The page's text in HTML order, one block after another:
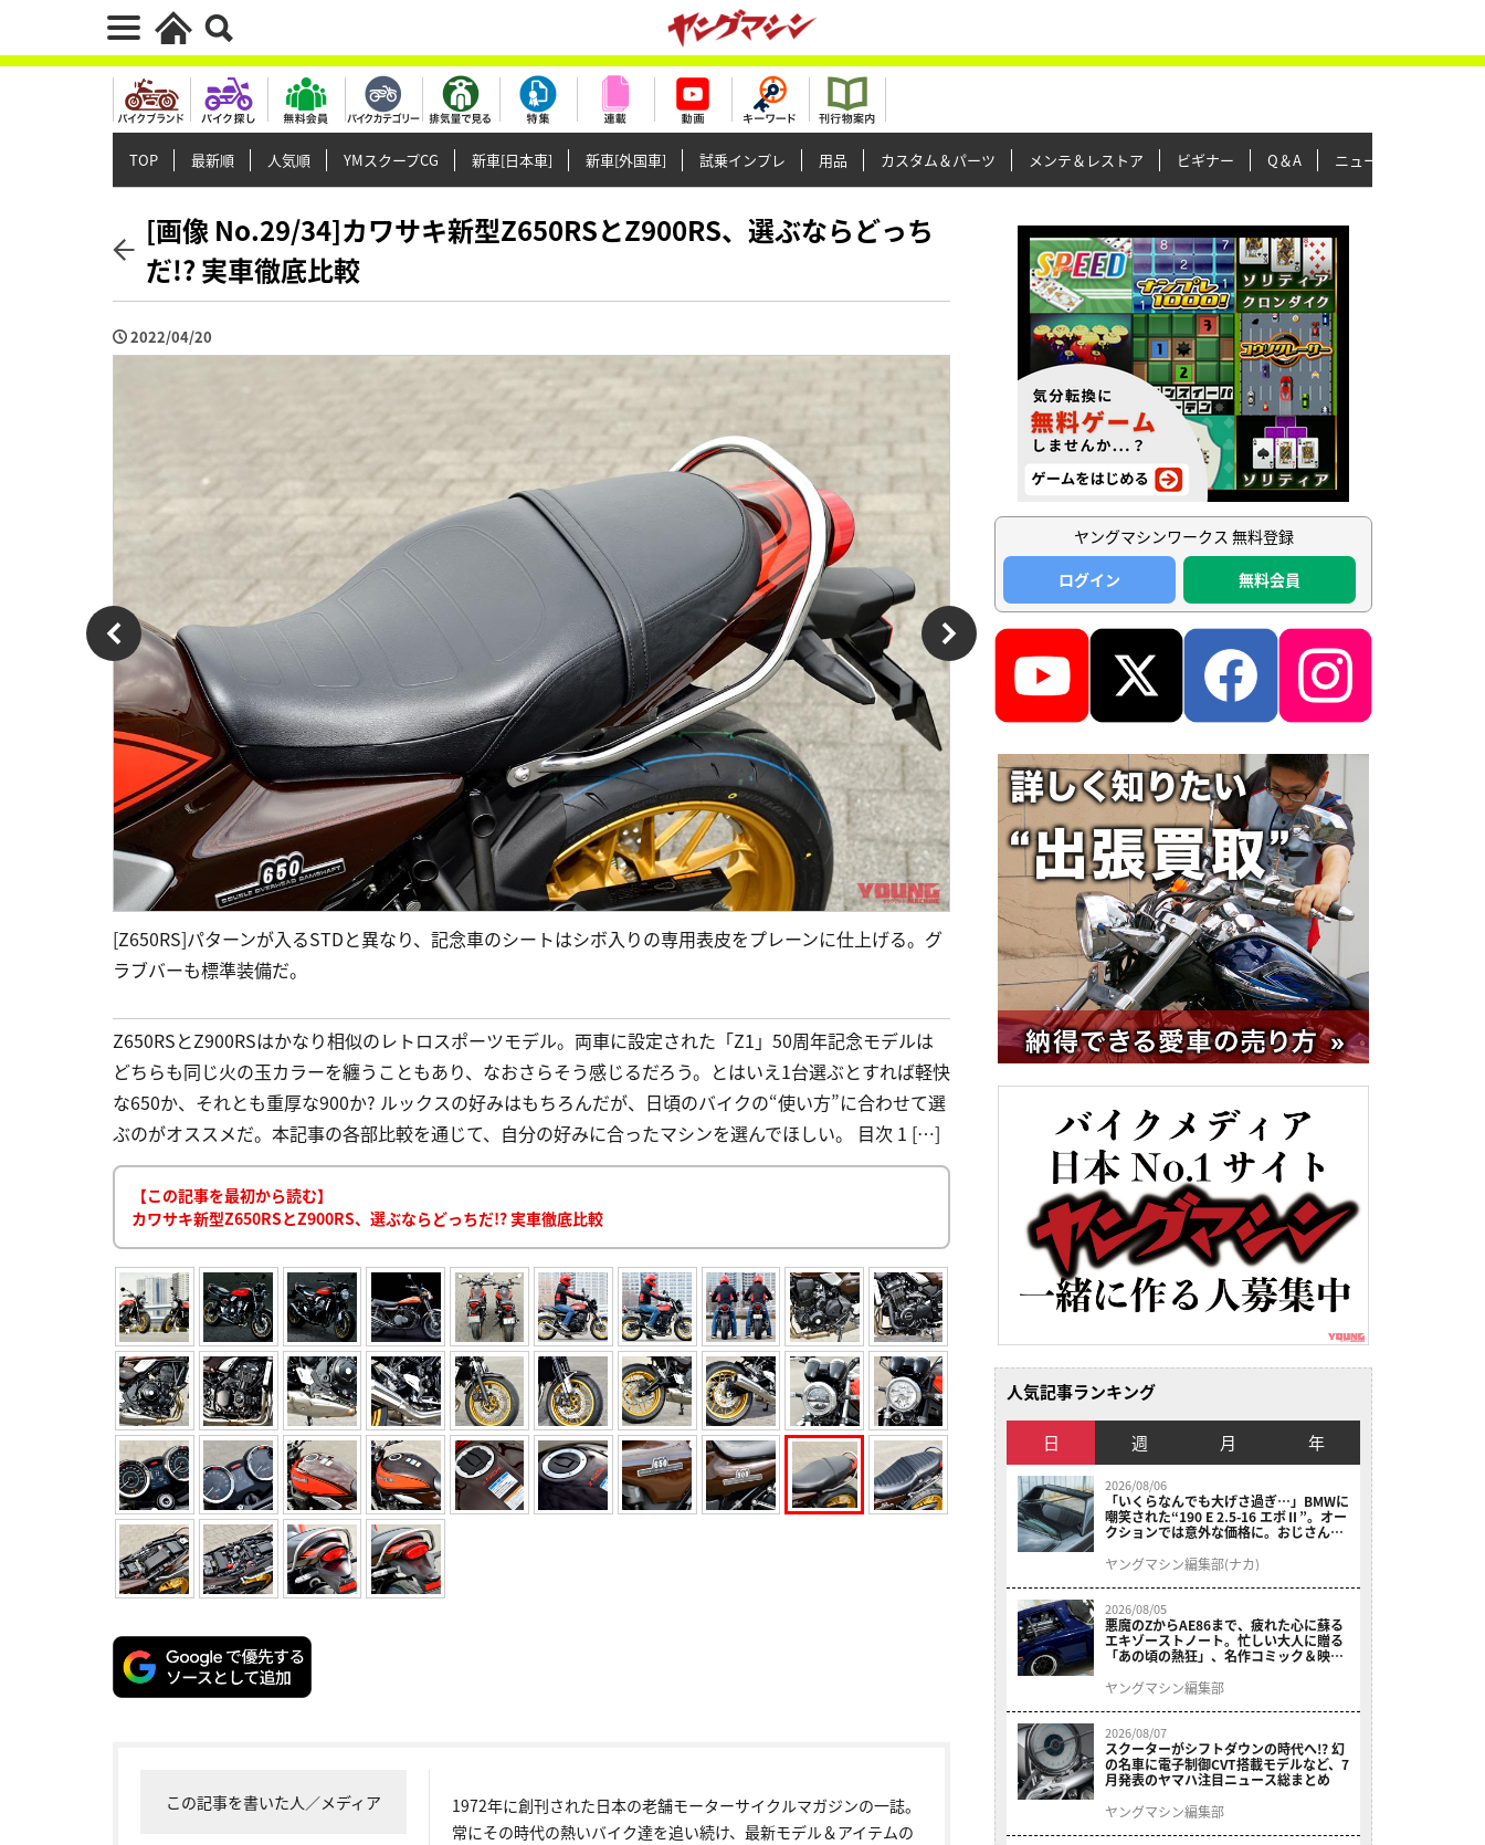
TOP 最新順 人気順 YMスクープCG 新車[日本車] 新車[外国車] 試乗インプレ 用品 カスタム＆パーツ メンテ＆レストア ビギナー Q＆A ニュース＆トピックス
[画像 No.29/34]カワサキ新型Z650RSとZ900RS、選ぶならどっち
だ!? 実車徹底比較
2022/04/20
[Z650RS]パターンが入るSTDと異なり、記念車のシートはシボ入りの専用表皮をプレーンに仕上げる。グ
ラブバーも標準装備だ。
Z650RSとZ900RSはかなり相似のレトロスポーツモデル。両車に設定された「Z1」50周年記念モデルは
どちらも同じ火の玉カラーを纏うこともあり、なおさらそう感じるだろう。とはいえ1台選ぶとすれば軽快
な650か、それとも重厚な900か? ルックスの好みはもちろんだが、日頃のバイクの“使い方”に合わせて選
ぶのがオススメだ。本記事の各部比較を通じて、自分の好みに合ったマシンを選んでほしい。 目次 1 […]
【この記事を最初から読む】
カワサキ新型Z650RSとZ900RS、選ぶならどっちだ!? 実車徹底比較
この記事を書いた人／メディア
1972年に創刊された日本の老舗モーターサイクルマガジンの一誌。
常にその時代の熱いバイク達を追い続け、最新モデル＆アイテムの
ヤングマシンワークス 無料登録
ログイン
無料会員
人気記事ランキング
日 週 月 年
2026/08/06
「いくらなんでも大げさ過ぎ…」BMWに
嘲笑された“190 E 2.5-16 エボⅡ”。オー
クションでは意外な価格に。おじさん達
ヤングマシン編集部(ナカ)
2026/08/05
悪魔のZからAE86まで、疲れた心に蘇る
エキゾーストノート。忙しい大人に贈る
「あの頃の熱狂」、名作コミック＆映画
結！
ヤングマシン編集部
2026/08/07
スクーターがシフトダウンの時代へ!? 幻
の名車に電子制御CVT搭載モデルなど、7
月発表のヤマハ注目ニュース総まとめ
ヤングマシン編集部